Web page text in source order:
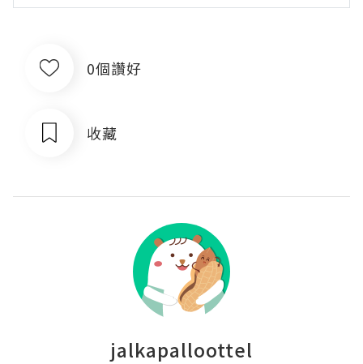
0個讚好
收藏
jalkapalloottel